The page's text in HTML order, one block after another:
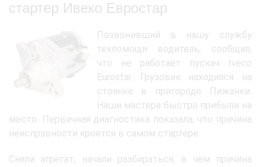
стартер Ивеко Евростар
Позвонивший в нашу службу
техпомощи водитель, сообщил,
что не работает пускач Iveco
Eurostar. Грузовик находился на
стоянке в пригороде Пижанки.
Наши мастера быстро прибыли на
место. Первичная диагностика показала, что причина
неисправности кроется в самом стартере.
Сняли агрегат, начали разбираться, в чём причина